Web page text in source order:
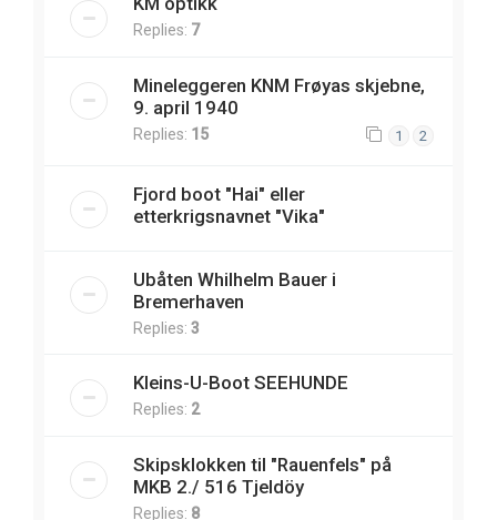
Replies: 7
Mineleggeren KNM Frøyas skjebne,
9. april 1940
Replies: 15 1 2
Fjord boot "Hai" eller
etterkrigsnavnet "Vika"
Ubåten Whilhelm Bauer i
Bremerhaven
Replies: 3
Kleins-U-Boot SEEHUNDE
Replies: 2
Skipsklokken til "Rauenfels" på
MKB 2./ 516 Tjeldöy
Replies: 8